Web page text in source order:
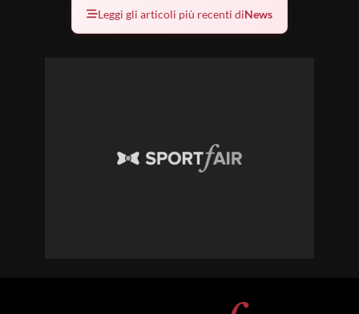
Leggi gli articoli più recenti diNews